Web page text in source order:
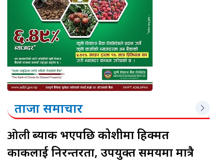
ताजा समाचार
ओलीब्याक भएपछि कोशीमा हिक्मत
कार्कीलाई निरन्तरता, उपयुक्त समयमा मात्रै